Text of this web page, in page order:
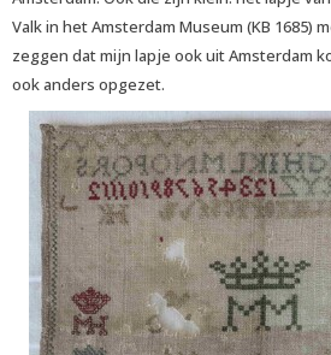
Valk in het Amsterdam Museum (KB 1685)
zeggen dat mijn lapje ook uit Amsterdam
ook anders opgezet.